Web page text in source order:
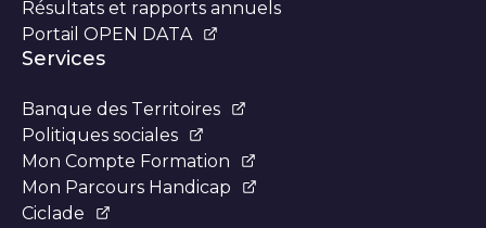
Résultats et rapports annuels
Portail OPEN DATA
Services
Banque des Territoires
Politiques sociales
Mon Compte Formation
Mon Parcours Handicap
Ciclade